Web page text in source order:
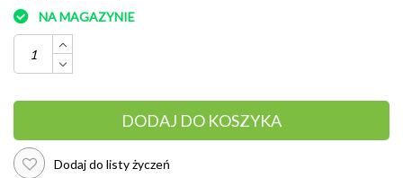
NA MAGAZYNIE
DODAJ DO KOSZYKA
Dodaj do listy życzeń